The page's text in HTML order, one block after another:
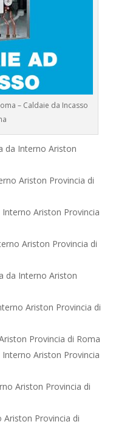
– Caldaie da Incasso
da Interno Ariston
Ariston Provincia di
Interno Ariston Provincia
Ariston Provincia di
da Interno Ariston
Ariston Provincia di
Provincia di Roma
Interno Ariston Provincia
Ariston Provincia di
Ariston Provincia di